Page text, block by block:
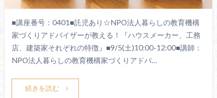
■講座番号：0401■託児あり☆NPO法人暮らしの教育機構
家づくりアドバイザーが教える！『ハウスメーカー、工務
店、建築家それぞれの特徴』■9/5(土)10:00-12:00■講師：
NPO法人暮らしの教育機構家づくりアドバ…
続きを読む